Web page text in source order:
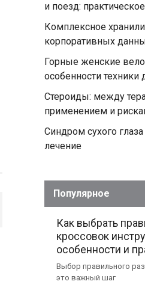
и поезд:
Комплексное
корпоративных
Горные женские
особенности
Стероиды: между
применением и
Синдром сухого
лечение
Популярное
Как выбрать
кроссовок
особенности и
Выбор правильного
это важный шаг